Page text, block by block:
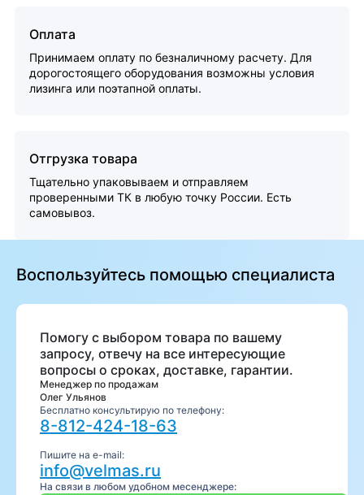
Оплата
Принимаем оплату по безналичному расчету. Для
дорогостоящего оборудования возможны условия
лизинга или поэтапной оплаты.
Отгрузка товара
Тщательно упаковываем и отправляем
проверенными ТК в любую точку России. Есть
самовывоз.
Воспользуйтесь помощью специалиста
Помогу с выбором товара по вашему
запросу, отвечу на все интересующие
вопросы о сроках, доставке, гарантии.
Менеджер по продажам
Олег Ульянов
Бесплатно консультирую по телефону:
8-812-424-18-63
Пишите на e-mail:
info@velmas.ru
На связи в любом удобном месенджере: